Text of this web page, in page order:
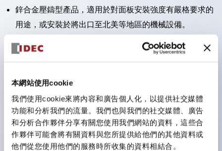
本網站使用cookie
我們使用cookie來將內容和廣告個人化，以提供社交媒體
功能和分析我們的流量。我們也與我們的社交媒體、廣告
和分析合作夥伴分享有關您使用我們網站的資料，這些合
作夥伴可能會將有關資料與您所提供給他們的其他資料或
他們從您使用他們的服務時所收集的資料相結合。
鋅合金壓鑄型產品，適用於對面板安裝強度有嚴格要求的
用途，或安裝於將出口至北美等地區的機械設備。
採用HW-U 型接點塊，該接點塊具備手指保護結構、螺
絲彈升端子構造且對應IP20 保護等級 。
壓最高可支援至 240V。
一顆 LED 燈泡即可呈現六種顏色（LSRD 燈泡）。以往
需分色管理的 LED 燈泡，如今可用單一顆燈泡呈現多種
顏色。
主要機種已通過UL和CSA認證，並符合EN標準。